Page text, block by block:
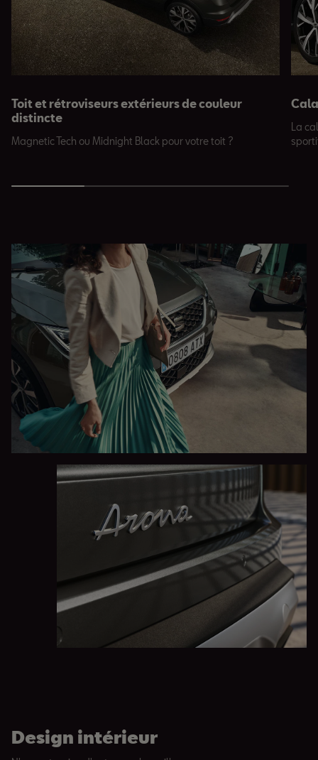
Toit et rétroviseurs extérieurs de couleur
distincte
Magnetic Tech ou Midnight Black pour votre toit ?
La
Design intérieur